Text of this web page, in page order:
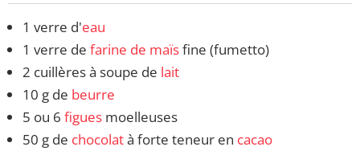
1 verre d'eau
1 verre de farine de maïsfine (fumetto)
2 cuillères à soupe de lait
10 g de beurre
5 ou 6 figues moelleuses
50 g de chocolatà forte teneur en cacao